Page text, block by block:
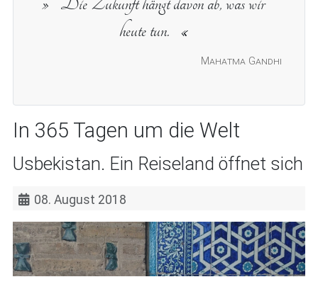
Mahatma Gandhi
heute tun.
In 365 Tagen um die Welt
Usbekistan. Ein Reiseland öffnet sich
08. August 2018